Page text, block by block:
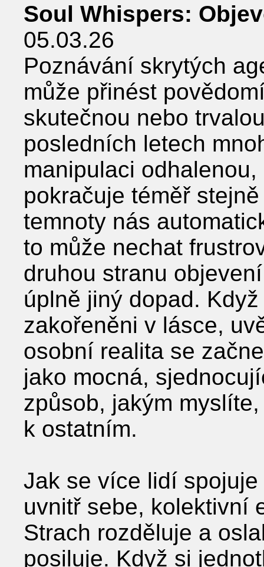
Soul Whispers:
05.03.26
Poznávání skrytých
může přinést
skutečnou nebo
posledních letech
manipulaci
pokračuje téměř
temnoty nás
to může nechat
druhou stranu
úplně jiný dopad.
zakořeněni v lásce,
osobní realita se
jako mocná,
způsob, jakým
k ostatním.
Jak se více lidí
uvnitř sebe, kolektivní
Strach rozděluje a
posiluje. Když si